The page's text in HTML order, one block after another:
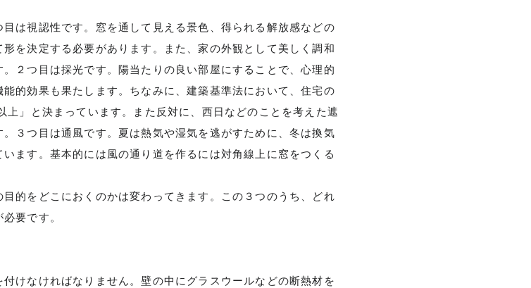
は視認性です。窓を通して見える景色、得られる解放感などの
を決定する必要があります。また、家の外観として美しく調和
２つ目は採光です。陽当たりの良い部屋にすることで、心理的
的効果も果たします。ちなみに、建築基準法において、住宅の
上」と決まっています。また反対に、西日などのことを考えた遮
３つ目は通風です。夏は熱気や湿気を逃がすために、冬は換気
ます。基本的には風の通り道を作るには対角線上に窓をつくる
的をどこにおくのかは変わってきます。この３つのうち、どれ
要です。
けなければなりません。壁の中にグラスウールなどの断熱材を